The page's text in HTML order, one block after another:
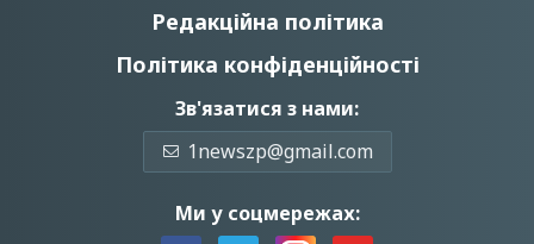
Редакційна політика
Політика конфіденційності
Зв'язатися з нами:
1newszp@gmail.com
Ми у соцмережах: